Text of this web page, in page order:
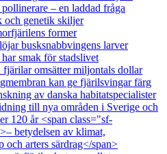
– en laddad fråga
och genetik skiljer
former
busksnabbvingens larver
smak för stadslivet
fjärilar omsätter miljontals dollar
kan ge fjärilsvingar färg
av danska habitatspecialister
till nya områden i Sverige och
120 år <span class="sf-
betydelsen av klimat,
och arters särdrag</span>